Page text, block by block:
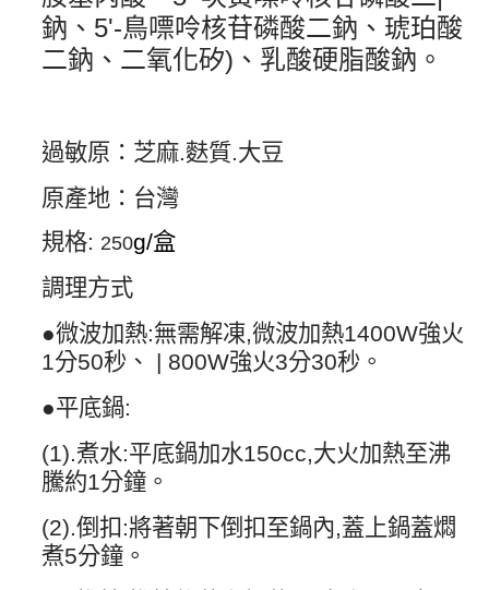
鈉、 5'-鳥嘌呤核苷磷酸二鈉、琥珀酸
二鈉、二氧化矽) 、乳酸硬脂酸鈉。
過敏原：芝麻.麩質.大豆
原產地：台灣
規格: 250g/盒
調理方式
●微波加熱:無需解凍,微波加熱1400W強火
1分50秒、 | 800W強火3分30秒。
●平底鍋:
(1).煮水:平底鍋加水150cc,大火加熱至沸
騰約1分鐘。
(2).倒扣 :將著朝下倒扣至鍋內,蓋上鍋蓋燜
煮5分鐘。